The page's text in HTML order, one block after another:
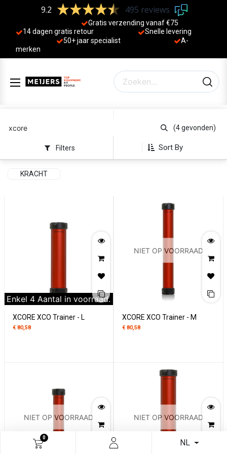
0
NL
9.2 495 reviews
Gratis verzending vanaf €75
14 dagen gratis retour
Sne lle levering
50+ jaar specialist
A-
merken
(4 gevonden)
Sort By
Filters
KRACHT
Enkel 4 Aantal in voorraad.
XCORE XCO Trainer - L
€ 80,58
NIET OP VOORRAAD
XCORE XCO Trainer - M
€ 80,58
NIET OP VOORRAAD NIET OP VOORRAAD